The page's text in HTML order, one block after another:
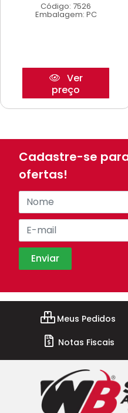
Código: 7526
Embalagem: PC
Ver
preço
Cadastre-se
ofertas!
Meus Pedidos
Notas Fiscais